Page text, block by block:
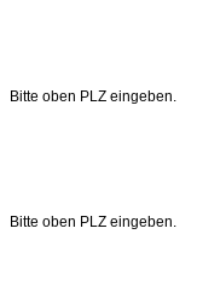
Bitte oben PLZ eingeben.
Bitte oben PLZ eingeben.